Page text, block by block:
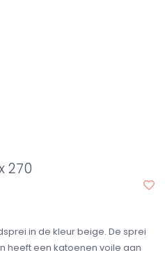
270
in de kleur beige. De sprei
heeft een katoenen voile aan